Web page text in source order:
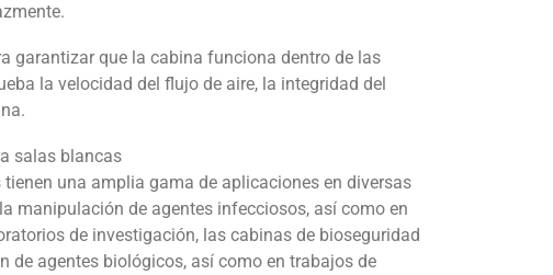
garantizar que la cabina funciona dentro de las
la velocidad del flujo de aire, la integridad del
salas blancas
una amplia gama de aplicaciones en diversas
manipulación de agentes infecciosos, así como en
de investigación, las cabinas de bioseguridad
agentes biológicos, así como en trabajos de